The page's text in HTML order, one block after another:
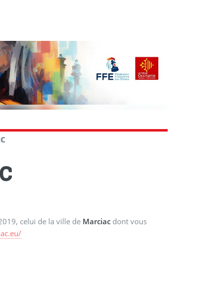
celui de la ville de Marciac dont vous